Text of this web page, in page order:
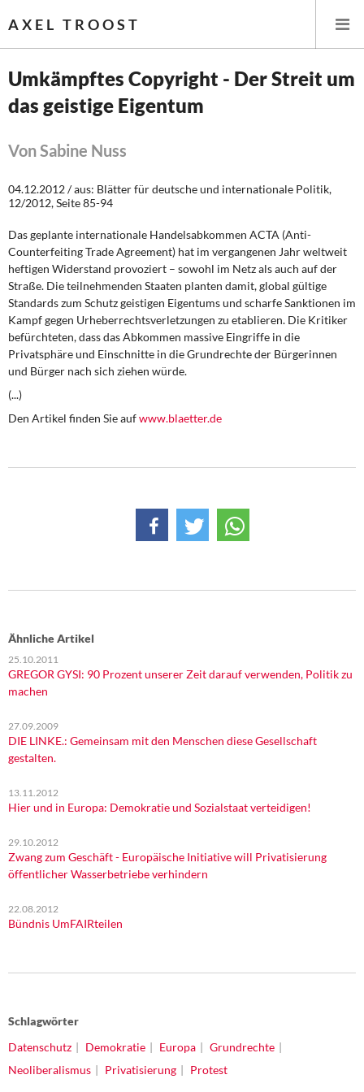
AXEL TROOST
Startseite
Themen
Leitlinien linker Wirtschafts- und Finanzpolitik
Steuer- und Finanzpolitik
Öffentliche Infrastruktur und Daseinsvorsorge
Eurokrise und Griechenland
DIE LINKE
Rosa-Luxemburg-Stiftung
Umkämpftes Copyright - Der Streit um
das geistige Eigentum
Von Sabine Nuss
04.12.2012 / aus: Blätter für deutsche und internationale Politik,
12/2012, Seite 85-94
Das geplante internationale Handelsabkommen ACTA (Anti-
Counterfeiting Trade Agreement) hat im vergangenen Jahr weltweit
heftigen Widerstand provoziert – sowohl im Netz als auch auf der
Straße. Die teilnehmenden Staaten planten damit, global gültige
Standards zum Schutz geistigen Eigentums und scharfe Sanktionen im
Kampf gegen Urheberrechtsverletzungen zu etablieren. Die Kritiker
befürchteten, dass das Abkommen massive Eingriffe in die
Privatsphäre und Einschnitte in die Grundrechte der Bürgerinnen
und Bürger nach sich ziehen würde.
(...)
Den Artikel finden Sie aufwww.blaetter.de
Ähnliche Artikel
25.10.2011
GREGOR GYSI: 90 Prozent unserer Zeit darauf verwenden, Politik zu
machen
27.09.2009
DIE LINKE.: Gemeinsam mit den Menschen diese Gesellschaft
gestalten.
13.11.2012
Hier und in Europa: Demokratie und Sozialstaat verteidigen!
29.10.2012
Zwang zum Geschäft - Europäische Initiative will Privatisierung
öffentlicher Wasserbetriebe verhindern
22.08.2012
Bündnis UmFAIRteilen
Schlagwörter
Datenschutz
Demokratie Europa
Grundrechte
Neoliberalismus
Privatisierung Protest